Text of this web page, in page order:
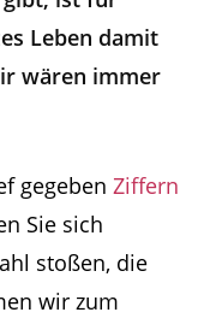
Leben damit
wären immer
gegeben Ziffern
Sie sich
stoßen, die
wir zum